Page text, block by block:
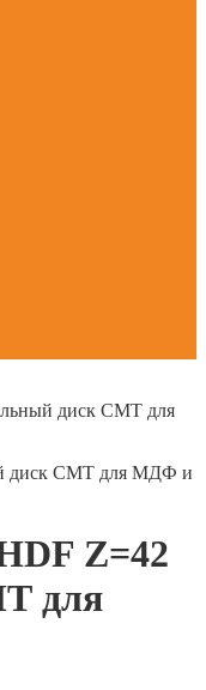
диск СМТ для
диск СМТ для МДФ и
Z=42
для